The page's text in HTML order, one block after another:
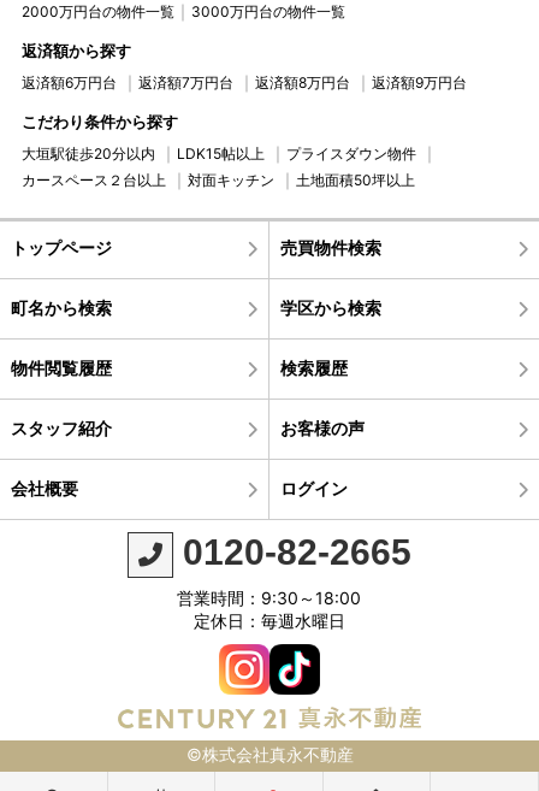
2000万円台の物件一覧
3000万円台の物件一覧
返済額から探す
返済額6万円台 返済額7万円台 返済額8万円台 返済額9万円台
こだわり条件から探す
大垣駅徒歩20分以内 LDK15帖以上
プライスダウン物件
カースペース２台以上
対面キッチン 土地面積50坪以上
トップページ 売買物件検索
町名から検索 学区から検索
物件閲覧履歴 検索履歴
スタッフ紹介 お客様の声
会社概要 ログイン
0120-82-2665
営業時間：9:30～18:00
定休日：毎週水曜日
©株式会社真永不動産